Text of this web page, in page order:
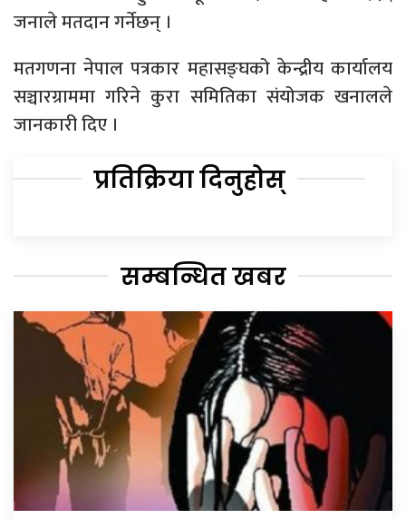
जनाले मतदान गर्नेछन् ।
मतगणना नेपाल पत्रकार महासङ्घको केन्द्रीय कार्यालय
सञ्चारग्राममा गरिने कुरा समितिका संयोजक खनालले
जानकारी दिए ।
प्रतिक्रिया दिनुहोस्
सम्बन्धित खबर